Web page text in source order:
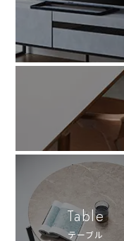
Table
テーブル